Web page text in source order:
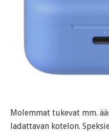
Molemmat tukevat mm.
ladattavan kotelon.